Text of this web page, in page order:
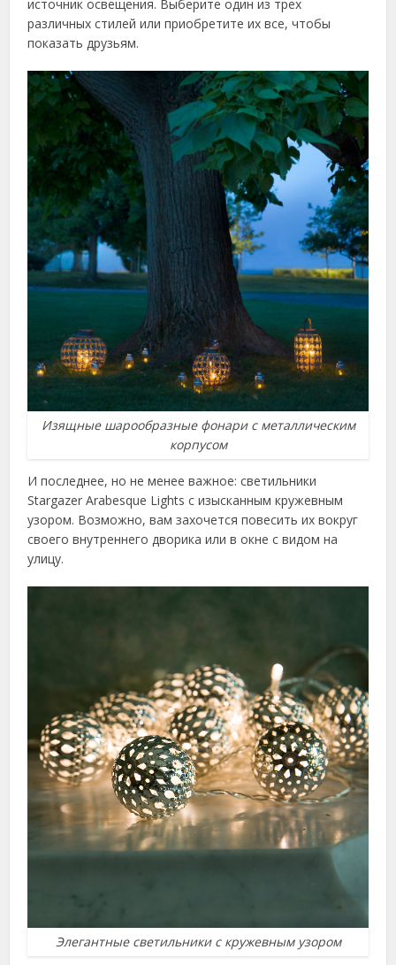
источник освещения. Выберите один из трех
различных стилей или приобретите их все, чтобы
показать друзьям.
Изящные шарообразные фонари с металлическим
корпусом
И последнее, но не менее важное: светильники
Stargazer Arabesque Lights с изысканным кружевным
узором. Возможно, вам захочется повесить их вокруг
своего внутреннего дворика или в окне с видом на
улицу.
Элегантные светильники с кружевным узором